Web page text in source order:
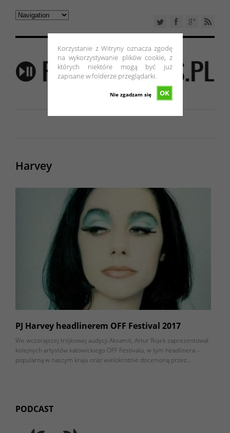
Korzystanie z Witryny oznacza zgodę
na wykorzystywanie plików cookie, z
których niektóre mogą być już
zapisane w folderze przeglądarki.
OK
Nie zgadzam się
Harvey
PJ Harvey headlinerem OFF Festival 2017
We wczorajszej trójkowej audycji Aksamit, Artur Rojek zaprezentował
kolejnych artystów katowickiego OFF Festivalu, w tym headlinera –
popularną w naszym kraju oraz wielokrotnie docenioną przez…
PODCAST